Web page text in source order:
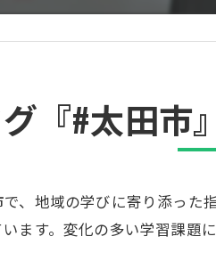
『#太田市
、地域の学びに寄り添っ
ます。変化の多い学習課